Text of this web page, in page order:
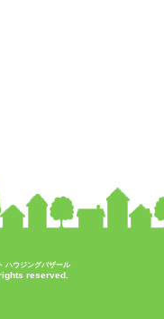
ハウジングバザール
reserved.